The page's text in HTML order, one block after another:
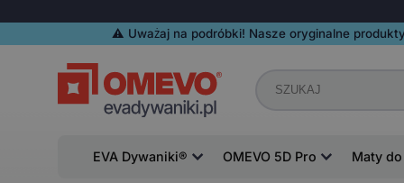
⚠️️ Uważaj na podróbki! Nasze oryginalne
EVA Dywaniki® OMEVO 5D Pro Maty